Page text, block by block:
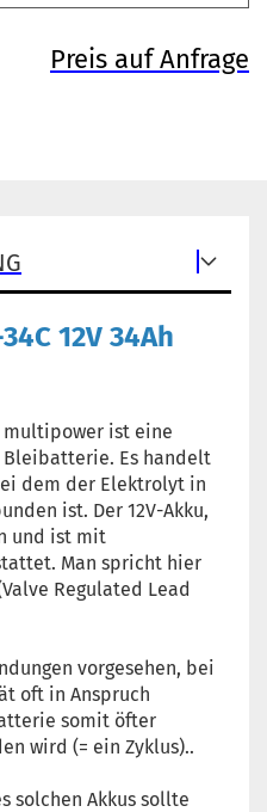
Preis auf Anfrage
12V 34Ah
multipower ist eine
Bleibatterie. Es handelt
dem der Elektrolyt in
ist. Der 12V-Akku,
und ist mit
Man spricht hier
Regulated Lead
vorgesehen, bei
oft in Anspruch
somit öfter
wird (= ein Zyklus)..
solchen Akkus sollte